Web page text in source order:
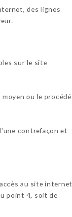
des lignes
sur le site
ou le procédé
contrefaçon et
au site internet
point 4, soit de